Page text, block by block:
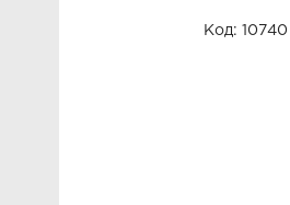
Код: 10740